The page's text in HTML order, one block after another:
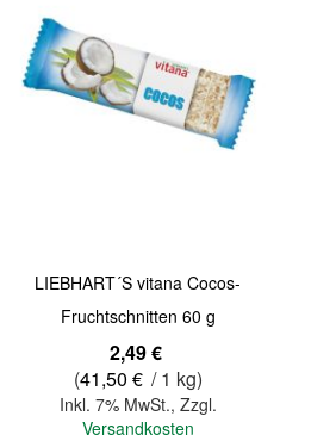
LIEBHART´S vitana Cocos-
Fruchtschnitten 60 g
2,49 €
(41,50 € / 1 kg)
Inkl. 7% MwSt., Zzgl.
Versandkosten